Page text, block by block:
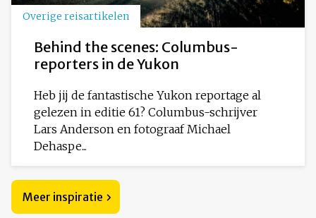
Overige reisartikelen
Behind the scenes: Columbus-
reporters in de Yukon
Heb jij de fantastische Yukon reportage al
gelezen in editie 61? Columbus-schrijver
Lars Anderson en fotograaf Michael
Dehaspe...
Meer inspiratie